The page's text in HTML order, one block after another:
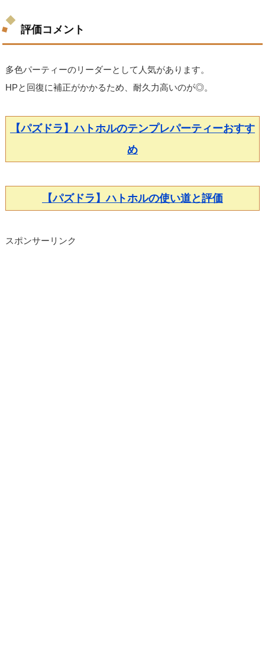
評価コメント
多色パーティーのリーダーとして人気があります。
HPと回復に補正がかかるため、耐久力高いのが◎。
【パズドラ】ハトホルのテンプレパーティーおすす
め
【パズドラ】ハトホルの使い道と評価
スポンサーリンク